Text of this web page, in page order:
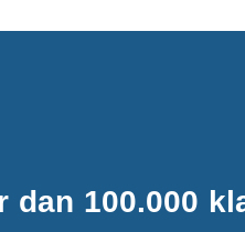
dan 100.000